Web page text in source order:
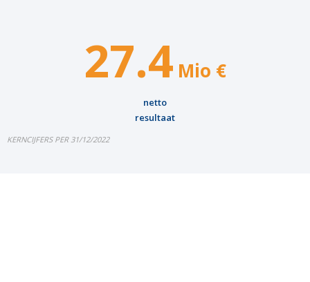
27.4 Mio €
netto
resultaat
KERNCIJFERS PER 31/12/2022